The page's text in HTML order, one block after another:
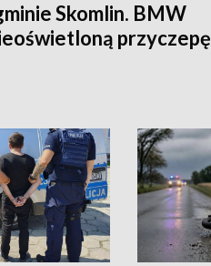
Skomlin. BMW
przyczepę